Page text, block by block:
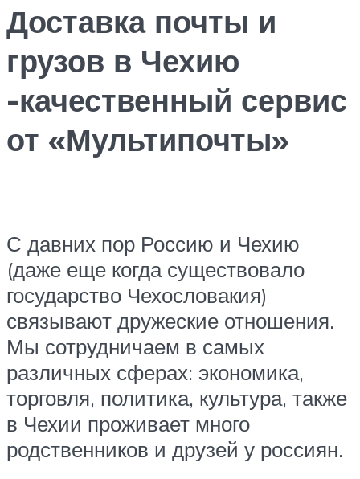
Доставка почты и
грузов в Чехию
-качественный сервис
от «Мультипочты»
С давних пор Россию и Чехию
(даже еще когда существовало
государство Чехословакия)
связывают дружеские отношения.
Мы сотрудничаем в самых
различных сферах: экономика,
торговля, политика, культура, также
в Чехии проживает много
родственников и друзей у россиян.